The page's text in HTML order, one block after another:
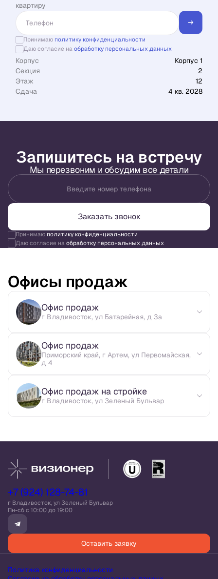
квартиру
Принимаю политику конфиденциальности
Даю согласие наобработку персональных данных
Корпус
Корпус 1
Секция
2
Этаж
12
Сдача
4 кв. 2028
Запишитесь на встречу
Мы перезвоним и обсудим все детали
Введите номер телефона
Заказать звонок
Принимаю политику конфиденциальности
Даю согласие наобработку персональных данных
Офисы продаж
Офис продаж
г Владивосток, ул Батарейная, д 3а
Офис продаж
Приморский край, г Артем, ул Первомайская,
д 4
Офис продаж на стройке
г Владивосток, ул Зеленый Бульвар
+7 (924) 128-74-81
г Владивосток, ул Зеленый Бульвар
Пн-сб c 10:00 до 19:00
Оставить заявку
Политика конфиденциальности